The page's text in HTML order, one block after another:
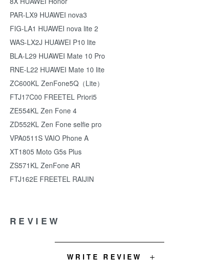
PAR-LX9 HUAWEI nova3
FIG-LA1 HUAWEI nova lite 2
WAS-LX2J HUAWEI P10 lite
BLA-L29 HUAWEI Mate 10 Pro
RNE-L22 HUAWEI Mate 10 lite
ZC600KL ZenFone5Q（Lite）
FTJ17C00 FREETEL Priori5
ZE554KL Zen Fone 4
ZD552KL Zen Fone selfie pro
VPA0511S VAIO Phone A
XT1805 Moto G5s Plus
ZS571KL ZenFone AR
FTJ162E FREETEL RAIJIN
REVIEW
WRITE REVIEW